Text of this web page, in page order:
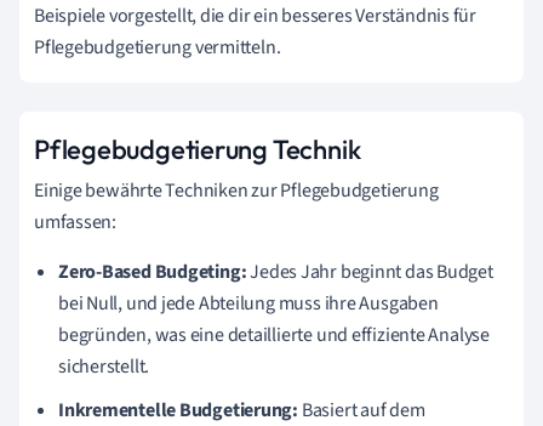
Beispiele vorgestellt, die dir ein besseres Verständnis für
Pflegebudgetierung vermitteln.
Pflegebudgetierung Technik
Einige bewährte Techniken zur Pflegebudgetierung
umfassen:
Zero-Based Budgeting:Jedes Jahr beginnt das Budget
bei Null, und jede Abteilung muss ihre Ausgaben
begründen, was eine detaillierte und effiziente Analyse
sicherstellt.
Inkrementelle Budgetierung: Basiert auf dem